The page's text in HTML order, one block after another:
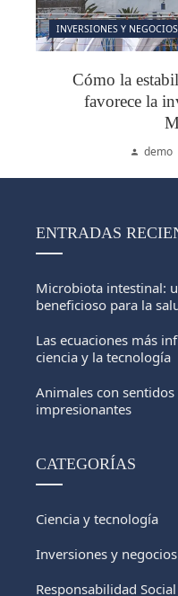
INVERSIONES Y NEGOCIOS
Cómo la
favorece la
demo
ENTRADAS
Microbiota intestinal:
beneficioso para la
Las ecuaciones más
ciencia y la tecnología
Animales con
impresionantes
CATEGORÍAS
Ciencia y tecnología
Inversiones y negocios
Responsabilidad Social